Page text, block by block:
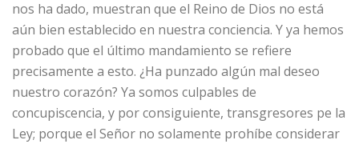
nos ha dado, muestran que el Reino de Dios no está
aún bien establecido en nuestra conciencia. Y ya hemos
probado que el último mandamiento se refiere
precisamente a esto. ¿Ha punzado algún mal deseo
nuestro corazón? Ya somos culpables de
concupiscencia, y por consiguiente, transgresores pe la
Ley; porque el Señor no solamente prohíbe considerar